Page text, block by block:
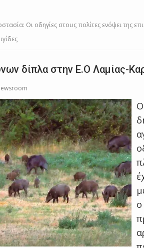
Οι οδηγίες στους πολίτες ενόψει της
δίπλα στην Ε.Ο Λαμίας-
ο